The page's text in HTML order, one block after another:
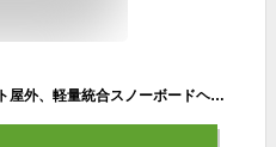
スキーとスノーボードのヘルメット屋外、軽量統合スノーボードヘルメット、通気性のあるソフトライニング調節可能なスポーツヘルメット、大人用スキーゴーグル付き男性女性